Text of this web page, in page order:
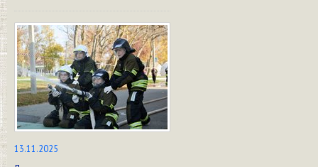
13.11.2025